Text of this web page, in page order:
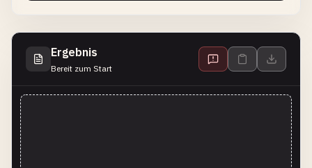
Ergebnis
Bereit zum Start